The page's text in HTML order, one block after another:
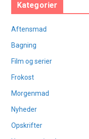
Kategorier
Aftensmad
Bagning
Film og serier
Frokost
Morgenmad
Nyheder
Opskrifter